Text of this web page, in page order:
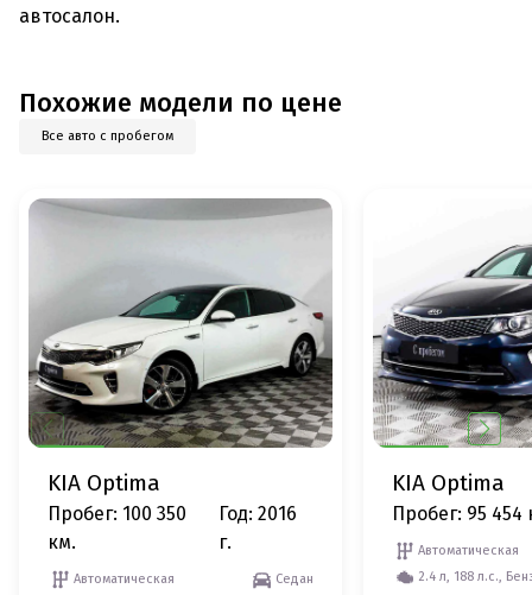
автосалон.
Похожие модели по цене
Все авто с пробегом
KIA Optima
Пробег: 100 350
км.
Год: 2016
г.
Автоматическая
Седан
KIA Optima
Пробег: 95 454
Автоматическая
2.4 л, 188 л.с.,